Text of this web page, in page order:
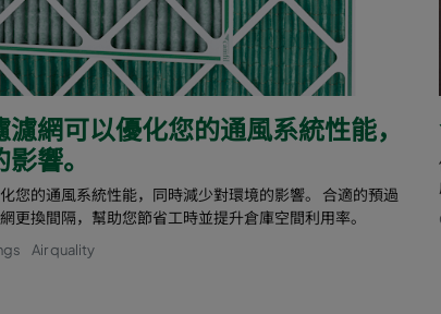
網可以優化您的通風系統性能，
響。
您的通風系統性能，同時減少對環境的影響。 合適的預過
更換間隔，幫助您節省工時並提升倉庫空間利用率。
Air quality